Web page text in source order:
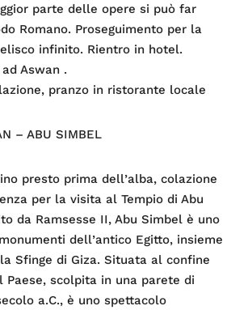
parte delle opere si può far
Romano. Proseguimento per la
infinito. Rientro in hotel.
Aswan .
pranzo in ristorante locale
– ABU SIMBEL
presto prima dell’alba, colazione
per la visita al Tempio di Abu
da Ramsesse II, Abu Simbel è uno
dell’antico Egitto, insieme
Sfinge di Giza. Situata al confine
Paese, scolpita in una parete di
a.C., è uno spettacolo